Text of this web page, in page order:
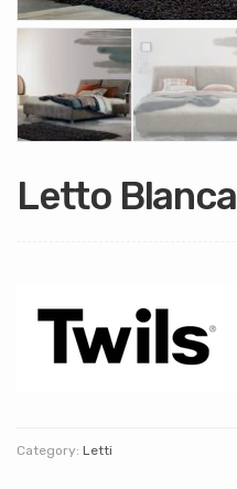
Letto Blanca
Category: Letti